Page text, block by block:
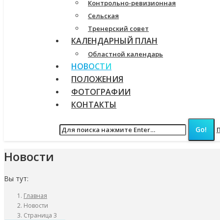
Контрольно-ревизионная
Сельская
Тренерский совет
КАЛЕНДАРНЫЙ ПЛАН
Областной календарь
НОВОСТИ
ПОЛОЖЕНИЯ
ФОТОГРАФИИ
КОНТАКТЫ
Новости
Вы тут:
Главная
Новости
Страница 3